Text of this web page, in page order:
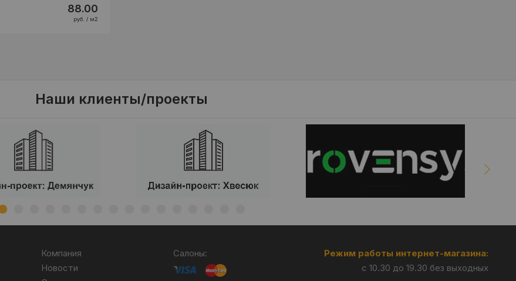
88.00
руб. / м2
Наши клиенты/проекты
Компания
Новости
Салоны:
Режим работы интернет-магазина:
с 10.30 до 19.30 без выходных